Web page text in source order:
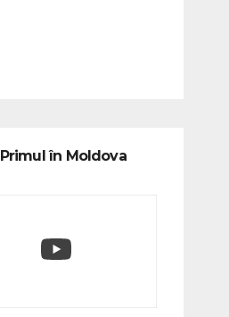
Primul în Moldova